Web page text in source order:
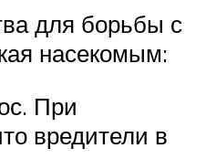
для борьбы с
насекомым:
При
вредители в